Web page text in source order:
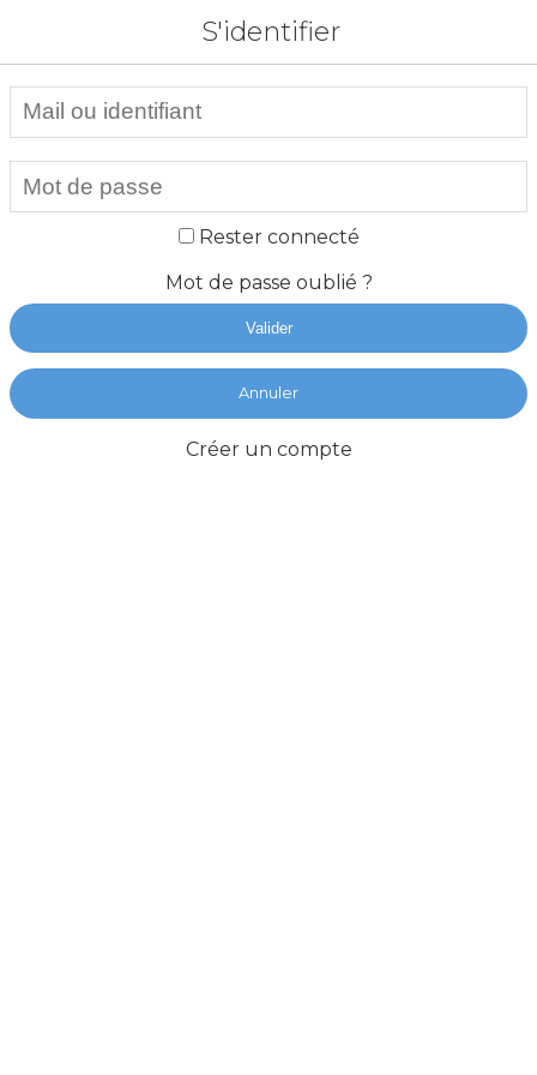
S'identifier
Rester connecté
Mot de passe oublié ?
Valider
Annuler
Créer un compte